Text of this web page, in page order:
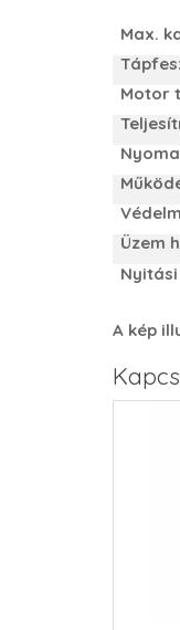
Max.
Motor
Üzem
A kép